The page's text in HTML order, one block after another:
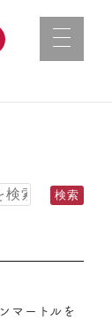
マートルを